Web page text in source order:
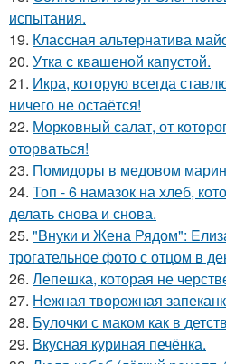
испытания.
19. Классная альтернатива
20. Утка с квашеной капустой.
21. Икра, которую всегда
ничего не остаётся!
22. Морковный салат, от
оторваться!
23. Помидоры в медовом
24. Топ - 6 намазок на хлеб,
делать снова и снова.
25. "Bнуки и Жена Рядом":
трогательное фото с отцом в
26. Лепешка, которая не
27. Нежная творожная
28. Булочки с маком как в
29. Вкусная куриная печёнка.